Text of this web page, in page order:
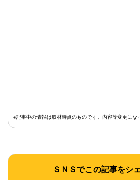
※記事中の情報は取材時点のものです。内容等変更にな
ＳＮＳでこの記事をシ